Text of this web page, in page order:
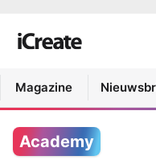
Magazine
Academy